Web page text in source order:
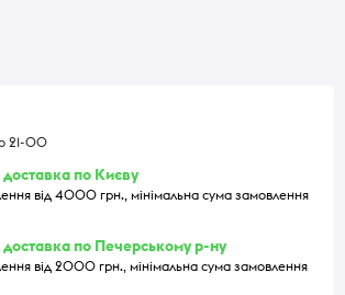
21-00
по Києву
від 4000 грн., мінімальна сума замовлення
по Печерському р-ну
від 2000 грн., мінімальна сума замовлення